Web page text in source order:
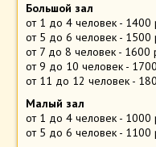
Большой зал
от 1 до 4 человек - 1400
от 5 до 6 человек - 1500
от 7 до 8 человек - 1600
от 9 до 10 человек -
от 11 до 12 человек -
Малый зал
от 1 до 4 человек - 1000
от 5 до 6 человек - 1100